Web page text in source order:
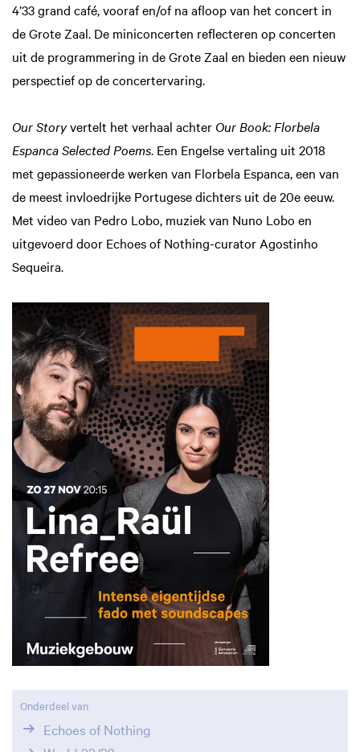
4’33 grand café, vooraf en/of na afloop van het concert in
de Grote Zaal. De miniconcerten reflecteren op concerten
uit de programmering in de Grote Zaal en bieden een nieuw
perspectief op de concertervaring.
Our Storyvertelt het verhaal achter Our Book: Florbela
Espanca Selected Poems. Een Engelse vertaling uit 2018
met gepassioneerde werken van Florbela Espanca, een van
de meest invloedrijke Portugese dichters uit de 20e eeuw.
Met video van Pedro Lobo, muziek van Nuno Lobo en
uitgevoerd door Echoes of Nothing-curator Agostinho
Sequeira.
Onderdeel van
Echoes of Nothing